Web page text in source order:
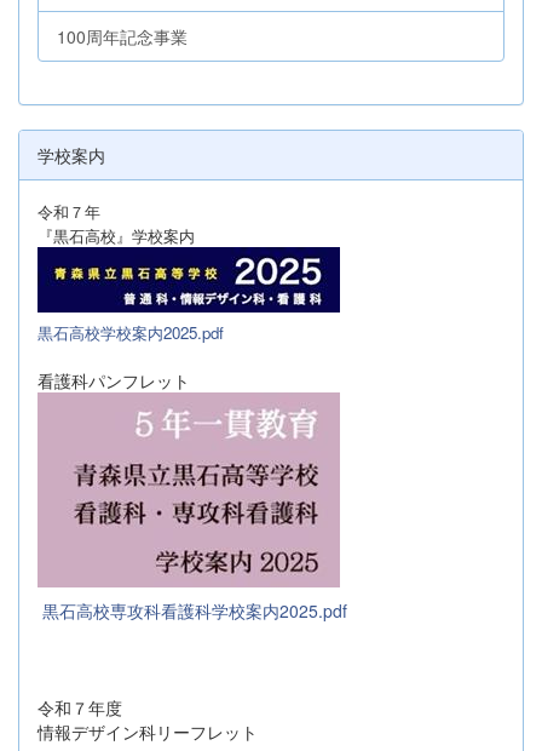
100周年記念事業
学校案内
令和７年
『黒石高校』学校案内
黒石高校学校案内2025.pdf
看護科パンフレット
黒石高校専攻科看護科学校案内2025.pdf
令和７年度
情報デザイン科リーフレット